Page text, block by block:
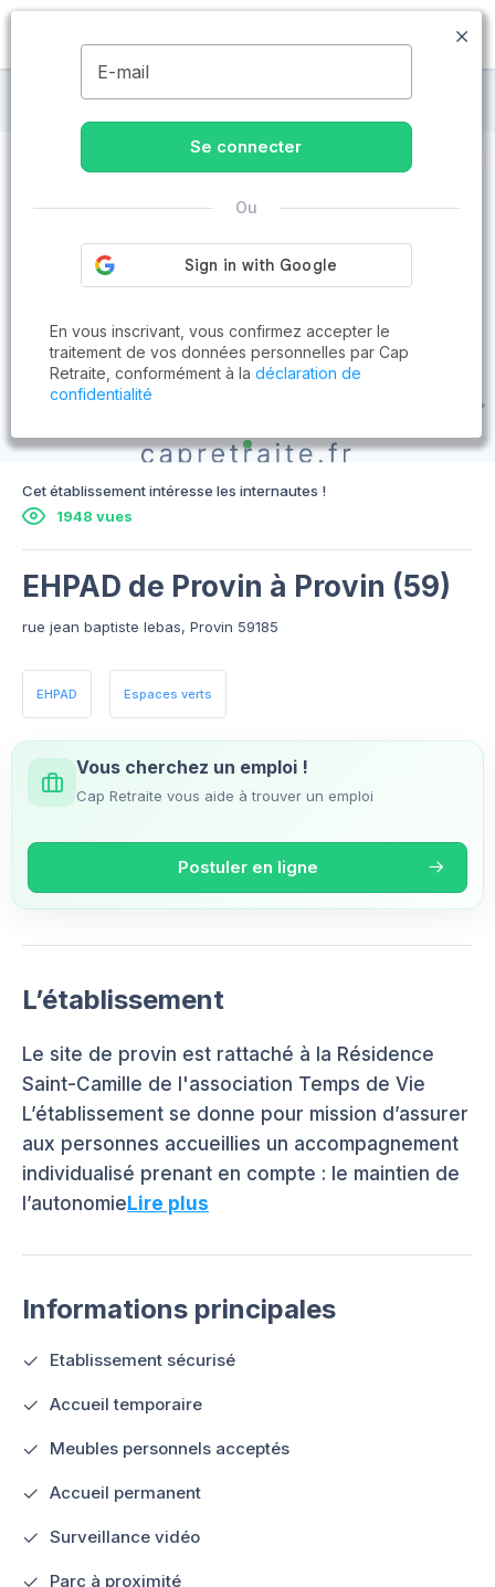
MENU
Maisons de retraite à Provin
Cet établissement intéresse les internautes !
1948 vues
EHPAD de Provin à Provin (59)
rue jean baptiste lebas, Provin 59185
EHPAD Espaces verts
Vous cherchez un emploi !
Cap Retraite vous aide à trouver un emploi
Postuler en ligne
L’établissement
Le site de provin est rattaché à la Résidence
Saint-Camille de l'association Temps de Vie
L’établissement se donne pour mission d’assurer
aux personnes accueillies un accompagnement
individualisé prenant en compte : le maintien de
l’autonomieLire plus
Informations principales
Etablissement sécurisé
Accueil temporaire
Meubles personnels acceptés
Accueil permanent
Surveillance vidéo
Parc à proximité
E-mail
Se connecter
Ou
En vous inscrivant, vous confirmez accepter le
traitement de vos données personnelles par Cap
Retraite, conformément à la déclaration de
confidentialité